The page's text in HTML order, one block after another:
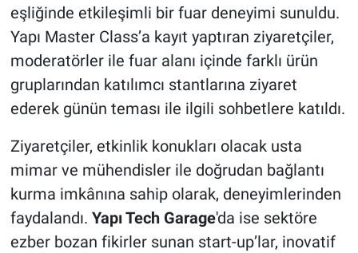
eşliğinde etkileşimli bir fuar deneyimi sunuldu.
Yapı Master Class’a kayıt yaptıran ziyaretçiler,
moderatörler ile fuar alanı içinde farklı ürün
gruplarından katılımcı stantlarına ziyaret
ederek günün teması ile ilgili sohbetlere katıldı.
Ziyaretçiler, etkinlik konukları olacak usta
mimar ve mühendisler ile doğrudan bağlantı
kurma imkânına sahip olarak, deneyimlerinden
faydalandı. Yapı Tech Garage'da ise sektöre
ezber bozan fikirler sunan start-up’lar, inovatif